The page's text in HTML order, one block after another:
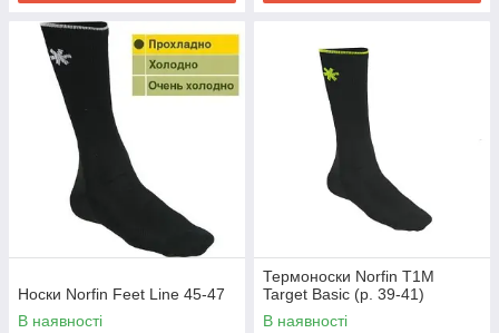
Носки Norfin Feet Line 45-47
В наявності
Термоноски Norfin T1M
Target Basic (р. 39-41)
В наявності